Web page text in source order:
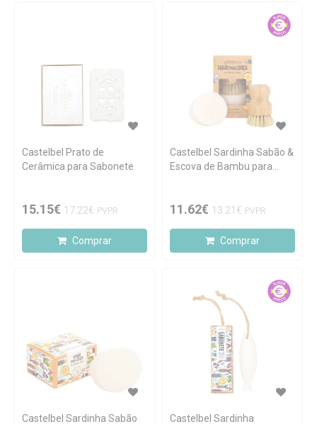
Castelbel Prato de
Cerâmica para Sabonete
15.15€ 17.22€ PVPR
Comprar
Castelbel Sardinha Sabão &
Escova de Bambu para
11.62€ 13.21€ PVPR
Comprar
Castelbel Sardinha Sabão
Castelbel Sardinha